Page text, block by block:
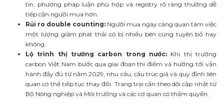
tín, phương pháp luận phù hợp và registry rõ ràng thường dễ
tiếp cận người mua hơn.
Rủi ro double counting: Người mua ngày càng quan tâm việc
một lượng giảm phát thải có bị nhiều bên cùng tuyên bố hay
không.
Lộ trình thị trường carbon trong nước: Khi thị trường
carbon Việt Nam bước qua giai đoạn thí điểm và hướng tới vận
hành đầy đủ từ năm 2029, nhu cầu, cấu trúc giá và quy định liên
quan có thể tiếp tục thay đổi. Trang trại cần theo dõi cập nhật từ
Bộ Nông nghiệp và Môi trường và các cơ quan có thẩm quyền.